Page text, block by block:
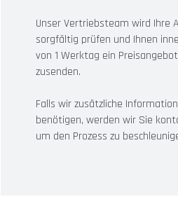
Unser Vertriebsteam wird Ihre
sorgfältig prüfen und Ihnen
von 1 Werktag ein Preisangebot
zusenden.
Falls wir zusätzliche
benötigen, werden wir Sie
um den Prozess zu